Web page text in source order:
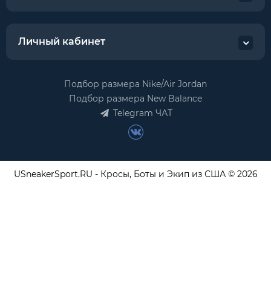
Личный кабинет
Подбор размера Nike/Air Jordan
Подбор размера New Balance
Telegram ЧАТ
USneakerSport.RU - Кросы, Боты и Экип из США © 2026